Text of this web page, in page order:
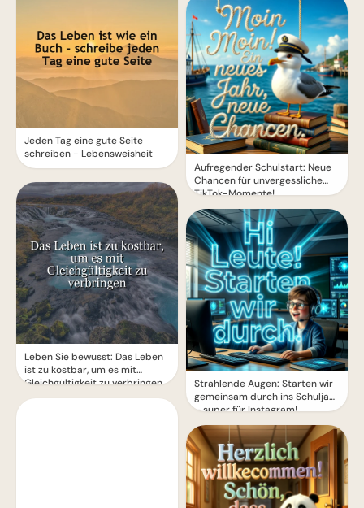
Jeden Tag eine gute Seite
schreiben - Lebensweisheit
Leben Sie bewusst: Das Leben
ist zu kostbar, um es mit
Gleichgültigkeit zu verbringen
Aufregender Schulstart: Neue
Chancen für unvergessliche
TikTok-Momente!
Strahlende Augen: Starten wir
gemeinsam durch ins Schuljahr
– super für Instagram!